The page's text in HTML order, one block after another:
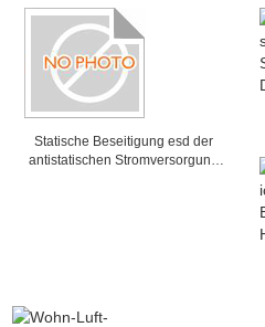
Statische Beseitigung esd der
antistatischen Stromversorgung